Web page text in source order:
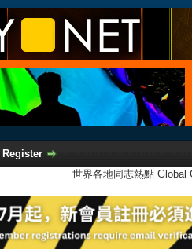
Register
世界各地同志熱點